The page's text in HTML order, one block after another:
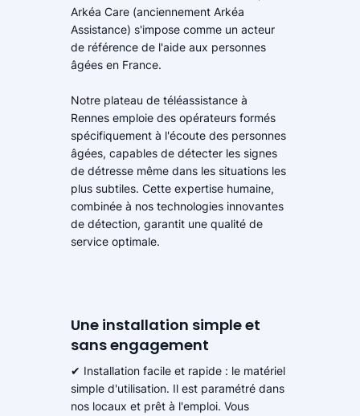
Arkéa Care (anciennement Arkéa
Assistance) s'impose comme un acteur
de référence de l'aide aux personnes
âgées en France.
Notre plateau de téléassistance à
Rennes emploie des opérateurs formés
spécifiquement à l'écoute des personnes
âgées, capables de détecter les signes
de détresse même dans les situations les
plus subtiles. Cette expertise humaine,
combinée à nos technologies innovantes
de détection, garantit une qualité de
service optimale.
Une installation simple et
sans engagement
✔ Installation facile et rapide : le matériel
simple d'utilisation. Il est paramétré dans
nos locaux et prêt à l'emploi. Vous